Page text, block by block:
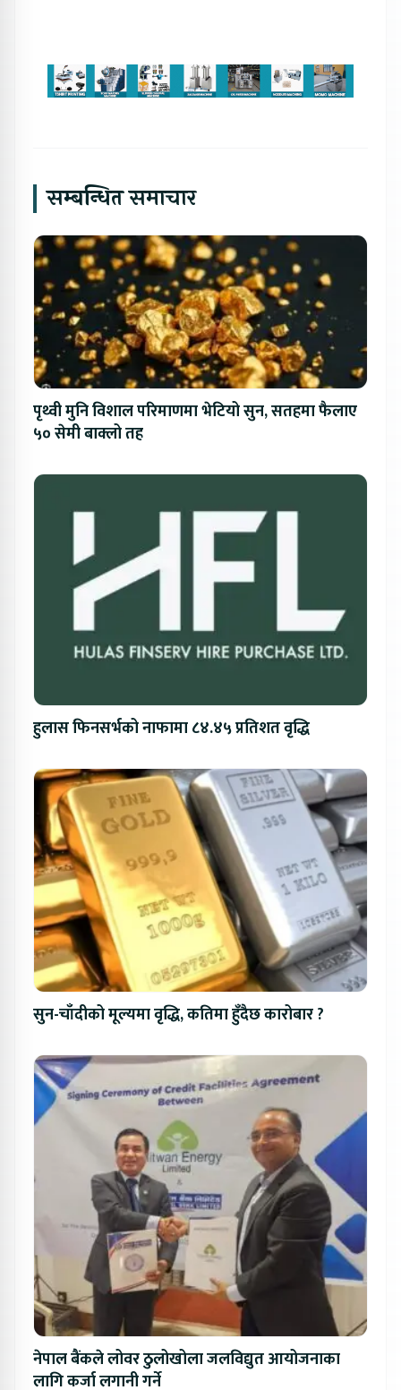
सम्बन्धित समाचार
पृथ्वी मुनि विशाल परिमाणमा भेटियो सुन, सतहमा फैलाए
५० सेमी बाक्लो तह
हुलास फिनसर्भको नाफामा ८४.४५ प्रतिशत वृद्धि
सुन-चाँदीको मूल्यमा वृद्धि, कतिमा हुँदैछ कारोबार ?
नेपाल बैंकले लोवर ठुलोखोला जलविद्युत आयोजनाका
लागि कर्जा लगानी गर्ने